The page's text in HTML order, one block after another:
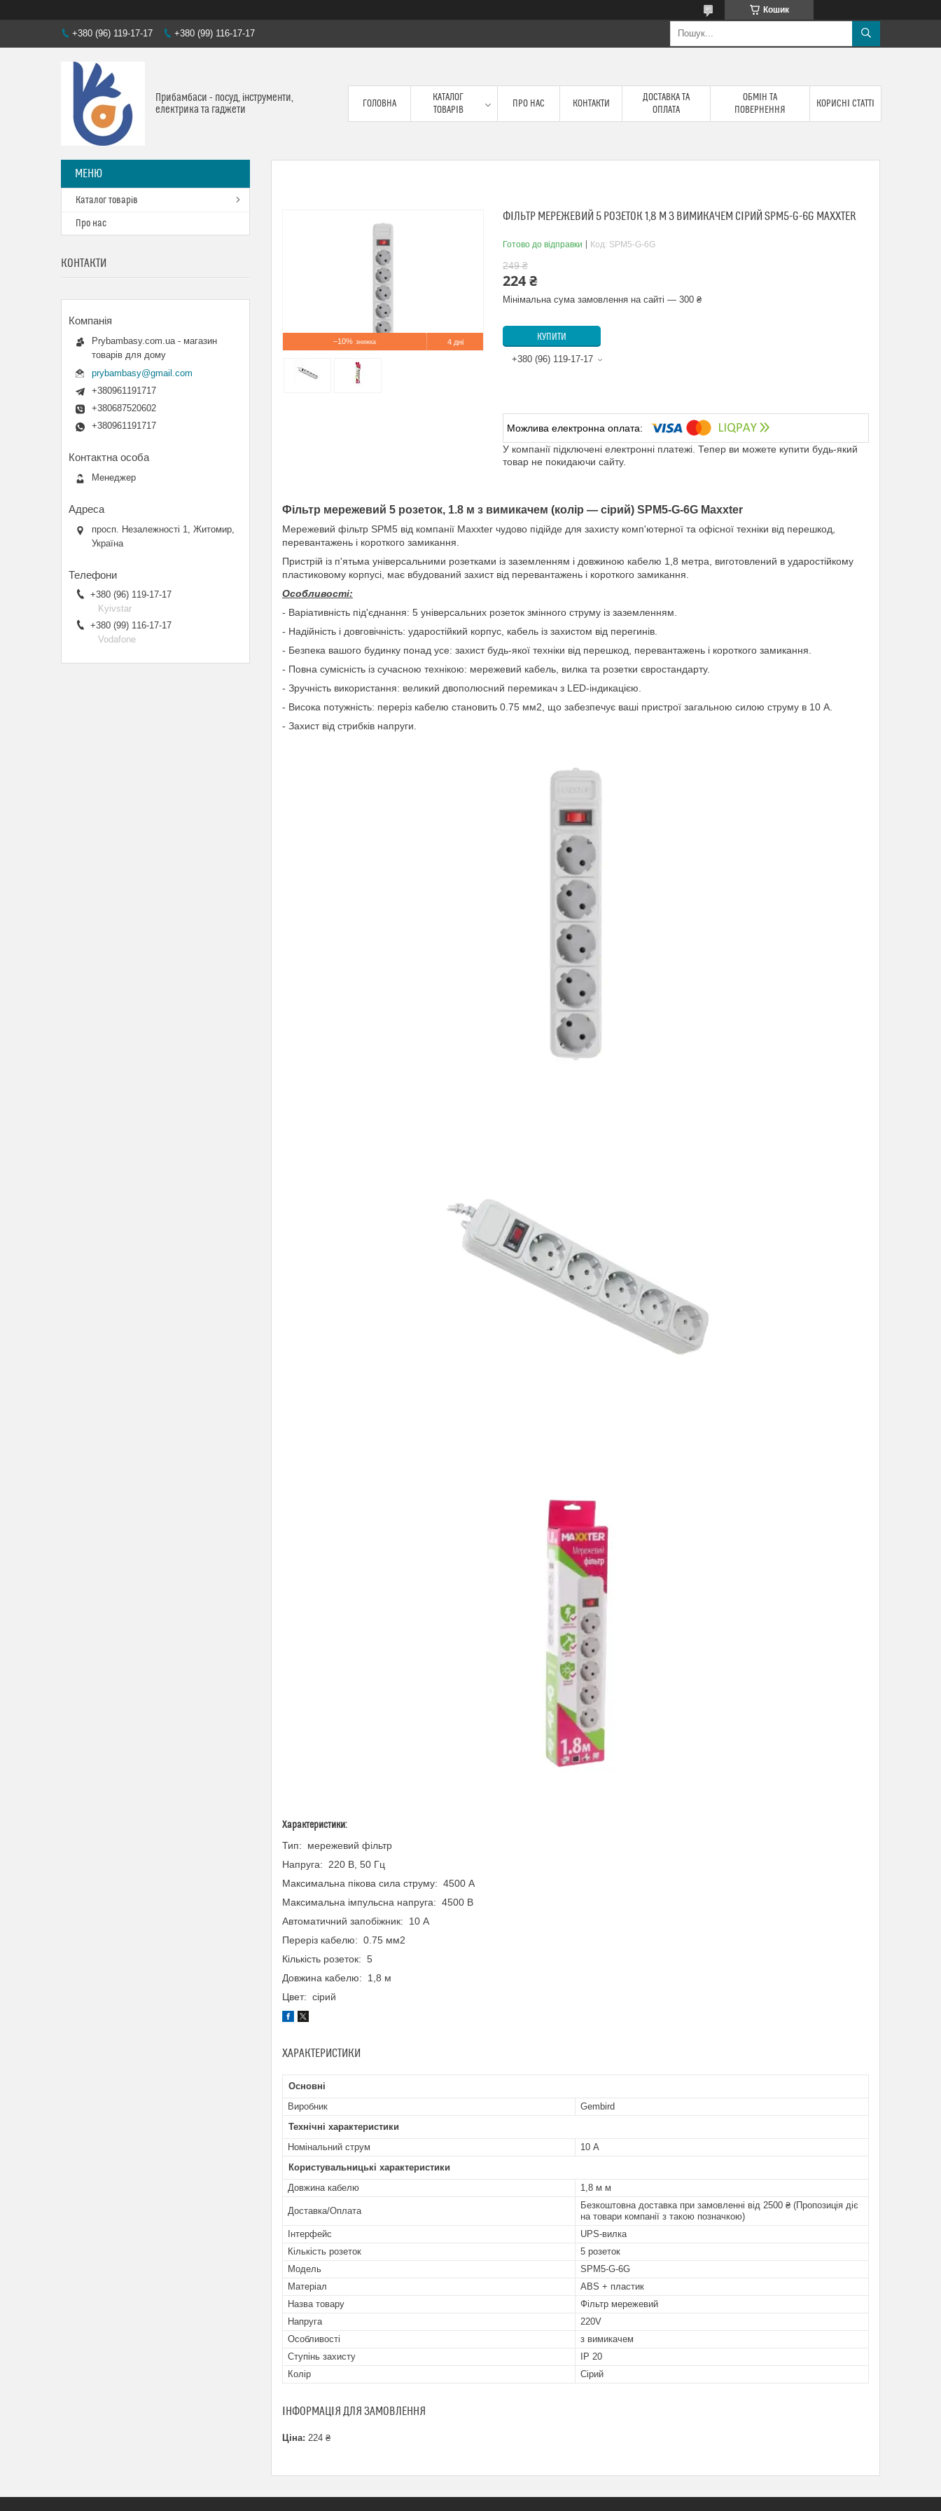
Кошик
+380 (96) 119-17-17 +380 (99) 116-17-17
Прибамбаси - посуд, інструменти,
електрика та гаджети
ГОЛОВНА
КАТАЛОГ
ТОВАРІВ
ПРО НАС КОНТАКТИ
ДОСТАВКА ТА
ОПЛАТА
ОБМІН ТА
ПОВЕРНЕННЯ
КОРИСНІ СТАТТІ
–10% 4 дні
ФІЛЬТР МЕРЕЖЕВИЙ 5 РОЗЕТОК 1,8 М З ВИМИКАЧЕМ СІРИЙ SPM5-G-6G MAXXTER
Готово до відправки Код: SPM5-G-6G
249 ₴
224 ₴
Мінімальна сума замовлення на сайті — 300 ₴
КУПИТИ
+380 (96) 119-17-17
У компанії підключені електронні платежі. Тепер ви можете купити будь-який
товар не покидаючи сайту.
Фільтр мережевий 5 розеток, 1.8 м з вимикачем (колір — сірий) SPM5-G-6G Maxxter
Мережевий фільтр SPM5 від компанії Maxxter чудово підійде для захисту комп'ютерної та офісної техніки від перешкод,
перевантажень і короткого замикання.
Пристрій із п'ятьма універсальними розетками із заземленням і довжиною кабелю 1,8 метра, виготовлений в ударостійкому
пластиковому корпусі, має вбудований захист від перевантажень і короткого замикання.
Особливості:
- Варіативність під'єднання: 5 універсальних розеток змінного струму із заземленням.
- Надійність і довговічність: ударостійкий корпус, кабель із захистом від перегинів.
- Безпека вашого будинку понад усе: захист будь-якої техніки від перешкод, перевантажень і короткого замикання.
- Повна сумісність із сучасною технікою: мережевий кабель, вилка та розетки євростандарту.
- Зручність використання: великий двополюсний перемикач з LED-індикацією.
- Висока потужність: переріз кабелю становить 0.75 мм2, що забезпечує ваші пристрої загальною силою струму в 10 А.
- Захист від стрибків напруги.
Характеристики:
Тип: мережевий фільтр
Напруга: 220 В, 50 Гц
Максимальна пікова сила струму: 4500 А
Максимальна імпульсна напруга: 4500 В
Автоматичний запобіжник: 10 А
Переріз кабелю: 0.75 мм2
Кількість розеток: 5
Довжина кабелю: 1,8 м
Цвет: сірий
ХАРАКТЕРИСТИКИ
Основні
Виробник
Gembird
Технічні характеристики
Номінальний струм
10 А
Користувальницькі характеристики
Довжина кабелю
1,8 м м
Доставка/Оплата
Безкоштовна доставка при замовленні від 2500 ₴ (Пропозиція діє
на товари компанії з такою позначкою)
Інтерфейс
UPS-вилка
Кількість розеток
5 розеток
Мoдель
SPM5-G-6G
Матеріал
ABS + пластик
Назва товару
Фільтр мережевий
Напруга
220V
Особливості
з вимикачем
Ступінь захисту
IP 20
Колір
Сірий
ІНФОРМАЦІЯ ДЛЯ ЗАМОВЛЕННЯ
Ціна: 224 ₴
Каталог товарів
Про нас
КОНТАКТИ
Prybambasy.com.ua - магазин
товарів для дому
prybambasy@gmail.com
+380961191717
+380687520602
+380961191717
Менеджер
просп. Незалежності 1, Житомир,
Україна
+380 (96) 119-17-17
Kyivstar
+380 (99) 116-17-17
Vodafone